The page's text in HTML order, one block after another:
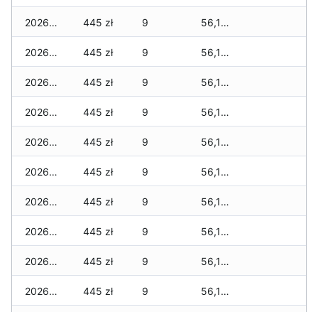
2026-07-02 445 zł 9 56,160 zł
2026-07-01 445 zł 9 56,160 zł
2026-06-30 445 zł 9 56,160 zł
2026-06-28 445 zł 9 56,160 zł
2026-06-27 445 zł 9 56,160 zł
2026-06-26 445 zł 9 56,160 zł
2026-06-25 445 zł 9 56,160 zł
2026-06-24 445 zł 9 56,160 zł
2026-06-23 445 zł 9 56,160 zł
2026-06-22 445 zł 9 56,145 zł